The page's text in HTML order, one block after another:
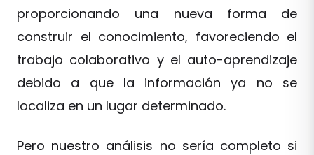
proporcionando una nueva forma de
construir el conocimiento, favoreciendo el
trabajo colaborativo y el auto-aprendizaje
debido a que la información ya no se
localiza en un lugar determinado.
Pero nuestro análisis no sería completo si